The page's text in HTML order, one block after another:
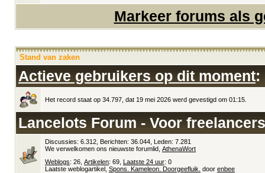
Markeer forums als
Stand van zaken
Actieve gebruikers op dit moment:
Het record staat op 34.797, dat 19 mei 2026 werd gevestigd om 01:15.
Lancelots Forum - Voor
Discussies: 6.312, Berichten: 36.044, Leden: 7.281
We verwelkomen ons nieuwste forumlid, AthenaWort
Weblogs: 26, Artikelen: 69, Laatste 24 uur: 0
Laatste weblogartikel, Spons. Kameleon. Doorgeefluik. door enbee